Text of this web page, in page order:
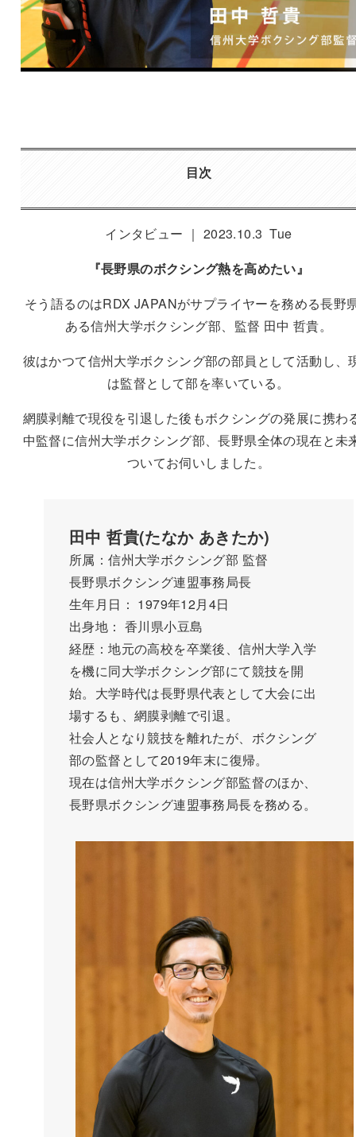
目次
インタビュー ｜ 2023.10.3 Tue
『長野県のボクシング熱を高めたい』
そう語るのはRDX JAPANがサプライヤーを務める長野
ある信州大学ボクシング部、監督 田中 哲貴。
彼はかつて信州大学ボクシング部の部員として活動し、
は監督として部を率いている。
網膜剥離で現役を引退した後もボクシングの発展に携わ
中監督に信州大学ボクシング部、長野県全体の現在と未
ついてお伺いしました。
田中 哲貴(たなか あきたか)
所属：信州大学ボクシング部 監督
長野県ボクシング連盟事務局長
生年月日： 1979年12月4日
出身地： 香川県小豆島
経歴：地元の高校を卒業後、信州大学入学
を機に同大学ボクシング部にて競技を開
始。大学時代は長野県代表として大会に出
場するも、網膜剥離で引退。
社会人となり競技を離れたが、ボクシング
部の監督として2019年末に復帰。
現在は信州大学ボクシング部監督のほか、
長野県ボクシング連盟事務局長を務める。